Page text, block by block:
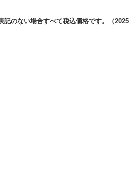
記のない場合すべて税込価格です。（2025